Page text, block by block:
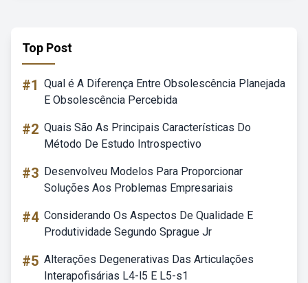
Top Post
#1 Qual é A Diferença Entre Obsolescência Planejada
E Obsolescência Percebida
#2 Quais São As Principais Características Do
Método De Estudo Introspectivo
#3 Desenvolveu Modelos Para Proporcionar
Soluções Aos Problemas Empresariais
#4 Considerando Os Aspectos De Qualidade E
Produtividade Segundo Sprague Jr
#5 Alterações Degenerativas Das Articulações
Interapofisárias L4-l5 E L5-s1